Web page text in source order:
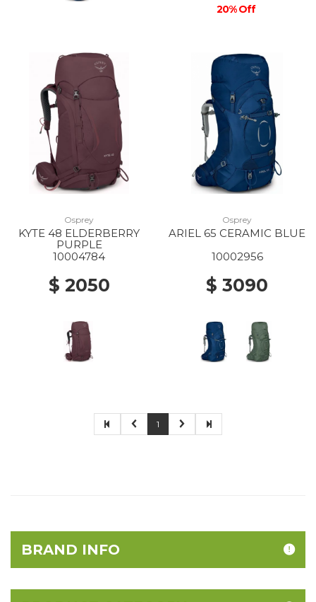
20% Off
Osprey
KYTE 48 ELDERBERRY
PURPLE
10004784
$ 2050
Osprey
ARIEL 65 CERAMIC BLUE
10002956
$ 3090
1
BRAND INFO